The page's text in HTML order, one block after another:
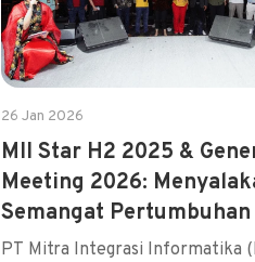
26 Jan 2026
MII Star H2 2025 &
Meeting 2026:
Semangat
PT Mitra Integrasi Informatika